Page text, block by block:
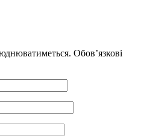
Обов’язкові